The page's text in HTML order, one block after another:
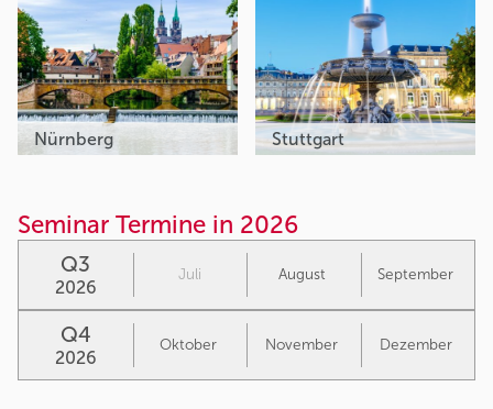
Nürnberg Stuttgart
Seminar Termine in 2026
Q3
2026
Juli August September
Q4
2026
Oktober November Dezember